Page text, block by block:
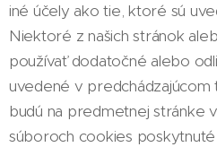
iné účely ako tie, ktoré sú
Niektoré z našich stránok
používať dodatočné alebo
uvedené v
budú na predmetnej stránke
súboroch cookies